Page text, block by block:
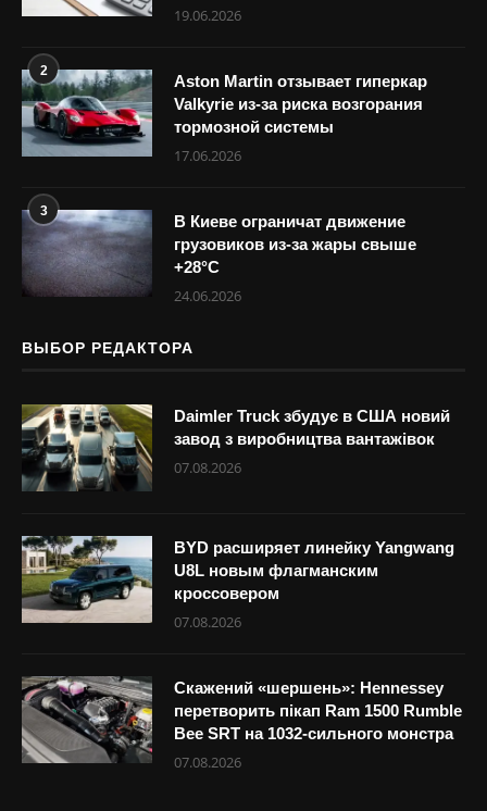
19.06.2026
2
Aston Martin отзывает гиперкар
Valkyrie из-за риска возгорания
тормозной системы
17.06.2026
3
В Киеве ограничат движение
грузовиков из-за жары свыше
+28°С
24.06.2026
ВЫБОР РЕДАКТОРА
Daimler Truck збудує в США новий
завод з виробництва вантажівок
07.08.2026
BYD расширяет линейку Yangwang
U8L новым флагманским
кроссовером
07.08.2026
Скажений «шершень»: Hennessey
перетворить пікап Ram 1500 Rumble
Bee SRT на 1032-сильного монстра
07.08.2026